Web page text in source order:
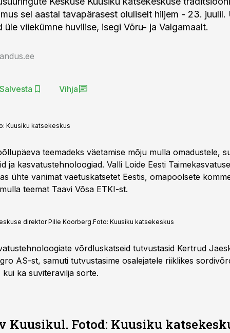
sel aastal tavapärasest oluliselt hiljem - 23. juulil.
üle viiekümne huvilise, isegi Võru- ja Valgamaalt.
Salvesta Vihja
Kuusiku katsekeskus
teemadeks väetamise mõju mulla omadustele,
ja kasvatustehnoloogiad. Valli Loide Eesti
ühte vanimat väetuskatsetet Eestis, omapoolsete
teemat Taavi Võsa ETKI-st.
direktor Pille Koorberg.Foto: Kuusiku katsekeskus
võrdluskatseid tutvustasid Kertrud
AS-st, samuti tutvustasime osalejatele riiklikes
kui ka suviteravilja sorte.
Kuusikul. Fotod: Kuusiku